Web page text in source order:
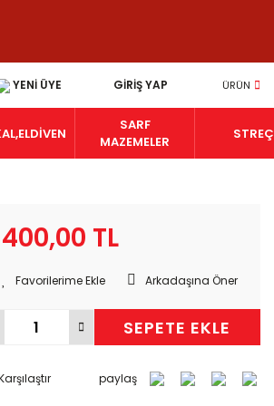
YENİ ÜYE GİRİŞ YAP ÜRÜN
SARF
MAZEMELER
STREÇ
400,00 TL
Arkadaşına Öner
SEPETE EKLE
paylaş